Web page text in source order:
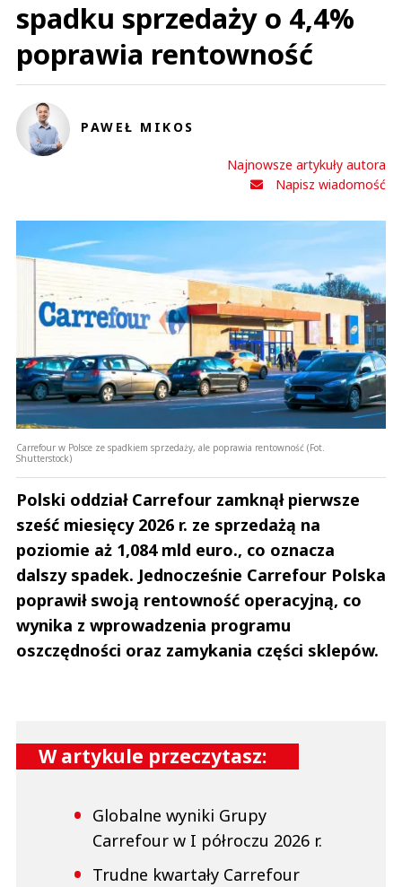
spadku sprzedaży o 4,4%
poprawia rentowność
PAWEŁ MIKOS
Najnowsze artykuły autora
Napisz wiadomość
Carrefour w Polsce ze spadkiem sprzedaży, ale poprawia rentowność (Fot.
Shutterstock)
Polski oddział Carrefour zamknął pierwsze
sześć miesięcy 2026 r. ze sprzedażą na
poziomie aż 1,084 mld euro., co oznacza
dalszy spadek. Jednocześnie Carrefour Polska
poprawił swoją rentowność operacyjną, co
wynika z wprowadzenia programu
oszczędności oraz zamykania części sklepów.
W artykule przeczytasz:
Globalne wyniki Grupy
Carrefour w I półroczu 2026 r.
Trudne kwartały Carrefour